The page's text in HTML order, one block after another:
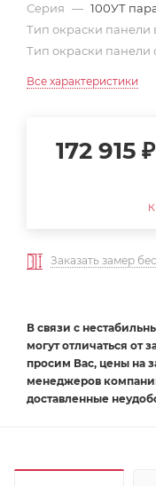
Серия — 100УТ
Тип окраски панели
Тип окраски панели
Все характеристики
172 915 ₽
Заказать замер
В связи с
могут отличаться от
просим Вас, цены на
менеджеров
доставленные